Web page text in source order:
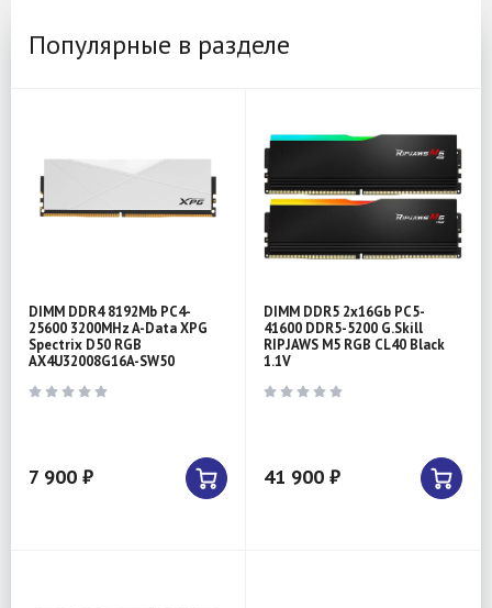
Популярные в разделе
DIMM DDR4 8192Mb PC4-
25600 3200MHz A-Data XPG
Spectrix D50 RGB
AX4U32008G16A-SW50
7 900 ₽
DIMM DDR5 2x16Gb PC5-
41600 DDR5-5200 G.Skill
RIPJAWS M5 RGB CL40 Black
1.1V
41 900 ₽